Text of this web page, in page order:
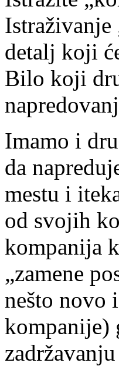
Istraživanje
detalj koji
Bilo koji
Imamo i
da
mestu i
od svojih
kompanija
„zamene
nešto novo
kompanije)